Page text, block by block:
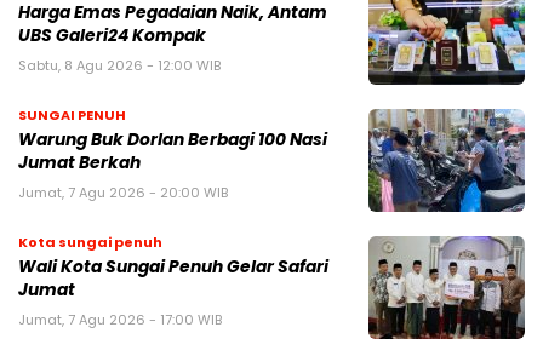
Harga Emas Pegadaian Naik, Antam
UBS Galeri24 Kompak
Sabtu, 8 Agu 2026 - 12:00 WIB
SUNGAI PENUH
Warung Buk Dorlan Berbagi 100 Nasi
Jumat Berkah
Jumat, 7 Agu 2026 - 20:00 WIB
Kota sungai penuh
Wali Kota Sungai Penuh Gelar Safari
Jumat
Jumat, 7 Agu 2026 - 17:00 WIB